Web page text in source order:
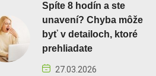
Spíte 8 hodín a ste
unavení? Chyba môže
byť v detailoch, ktoré
prehliadate
27.03.2026